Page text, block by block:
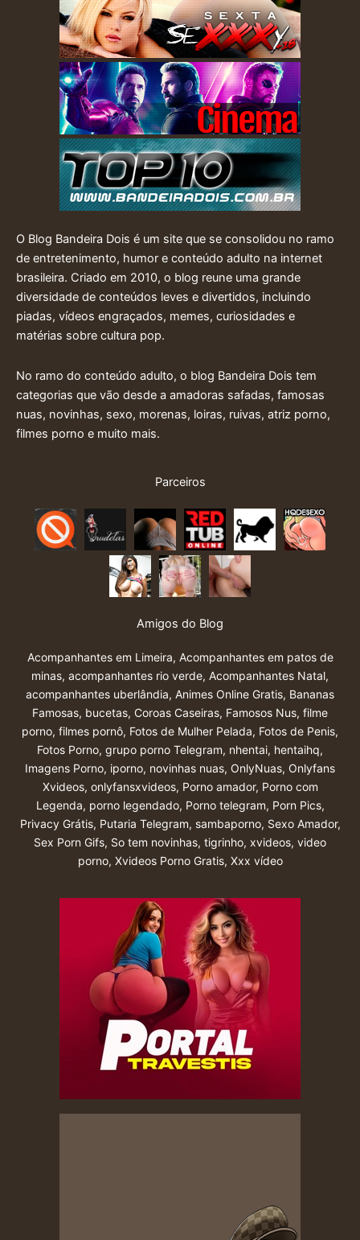
O Blog Bandeira Dois é um site que se consolidou no ramo
de entretenimento, humor e conteúdo adulto na internet
brasileira. Criado em 2010, o blog reune uma grande
diversidade de conteúdos leves e divertidos, incluindo
piadas, vídeos engraçados, memes, curiosidades e
matérias sobre cultura pop.
No ramo do conteúdo adulto, o blog Bandeira Dois tem
categorias que vão desde a amadoras safadas, famosas
nuas, novinhas, sexo, morenas, loiras, ruivas, atriz porno,
filmes porno e muito mais.
Parceiros
Amigos do Blog
Acompanhantes em Limeira, Acompanhantes em patos de
minas, acompanhantes rio verde, Acompanhantes Natal,
acompanhantes uberlândia, Animes Online Gratis, Bananas
Famosas, bucetas, Coroas Caseiras, Famosos Nus, filme
porno, filmes pornô, Fotos de Mulher Pelada, Fotos de Penis,
Fotos Porno, grupo porno Telegram, nhentai, hentaihq,
Imagens Porno, iporno, novinhas nuas, OnlyNuas, Onlyfans
Xvideos, onlyfansxvideos, Porno amador, Porno com
Legenda, porno legendado, Porno telegram, Porn Pics,
Privacy Grátis, Putaria Telegram, sambaporno, Sexo Amador,
Sex Porn Gifs, So tem novinhas, tigrinho, xvideos, video
porno, Xvideos Porno Gratis, Xxx vídeo